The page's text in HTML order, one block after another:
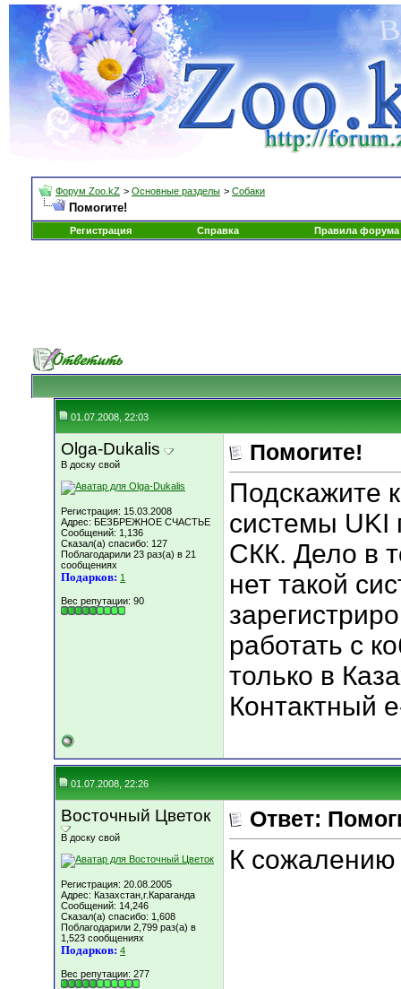
Форум Zoo.kZ > Основные разделы > Собаки
Помогите!
Регистрация Справка Правила форума
01.07.2008, 22:03
Olga-Dukalis
В доску свой
Регистрация: 15.03.2008
Адрес: БЕЗБРЕЖНОЕ СЧАСТЬЕ
Сообщений: 1,136
Сказал(а) спасибо: 127
Поблагодарили 23 раз(а) в 21
сообщениях
Подарков: 1
Вес репутации: 90
Помогите!
Подскажите
системы UKI
СКК. Дело в
нет такой
работать с
только в
Контактный
01.07.2008, 22:26
Восточный Цветок
В доску свой
Регистрация: 20.08.2005
Адрес: Казахстан,г.Караганда
Сообщений: 14,246
Сказал(а) спасибо: 1,608
Поблагодарили 2,799 раз(а) в
1,523 сообщениях
Подарков: 4
Вес репутации: 277
Ответ:
К сожалению